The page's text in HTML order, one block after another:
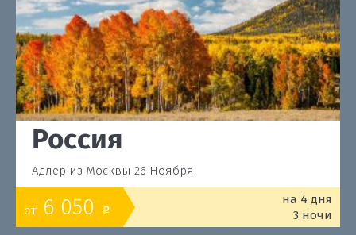
Россия
Адлер из Москвы 26 Ноября
от 6 050 o
на 4 дня
3 ночи